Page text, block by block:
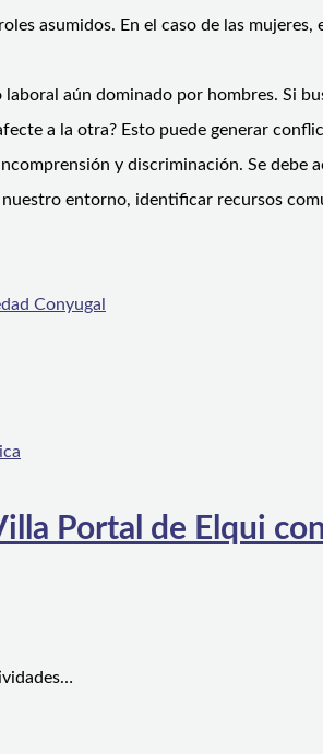
asumidos. En el caso de las mujeres,
aún dominado por hombres. Si
a la otra? Esto puede generar
y discriminación. Se debe
entorno, identificar recursos
Conyugal
Portal de Elqui